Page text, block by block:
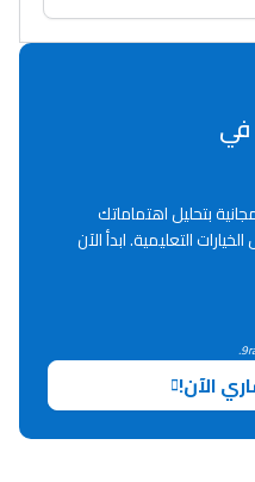
في
بتحليل اهتماماتك
التعليمية. ابدأ الآن
الآن!